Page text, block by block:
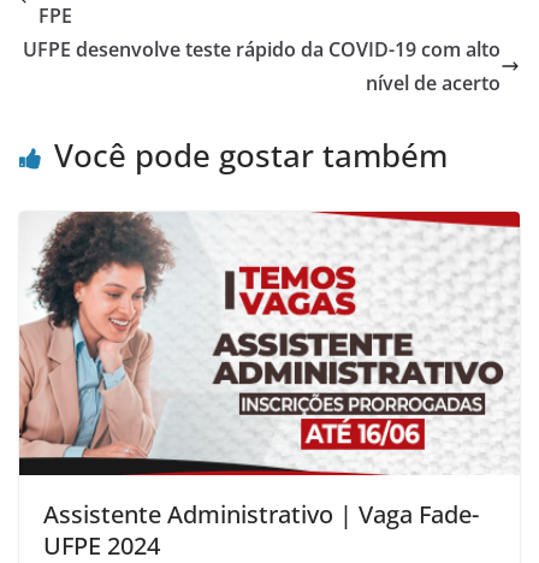
FPE
UFPE desenvolve teste rápido da COVID-19 com alto
nível de acerto
Você pode gostar também
Assistente Administrativo | Vaga Fade-
UFPE 2024